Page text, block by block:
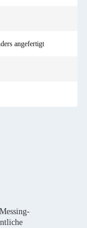
angefertigt